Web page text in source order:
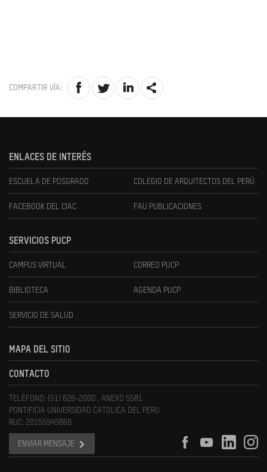
COMPARTIR VÍA:
ENLACES DE INTERÉS
ESCUELA DE POSGRADO COLEGIO DE ARQUITECTOS DEL PERÚ
FACEBOOK DEL CIAC FAU PUBLICACIONES
SERVICIOS PUCP
CAMPUS VIRTUAL CORREO PUCP
BIBLIOTECA AGENDA PUCP
SERVICIO DE SALUD
MAPA DEL SITIO
CONTACTO
TELÉFONO: (51) 626-2000 , ANEXO 5581
PONTIFICIA UNIVERSIDAD CATOLICA DEL PERU
RUC: 20155945860
ENVIAR MENSAJE